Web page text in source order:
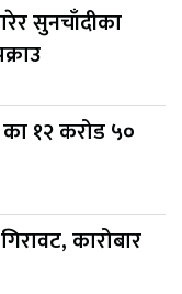
सुनचाँदीका
१२ करोड ५०
कारोबार